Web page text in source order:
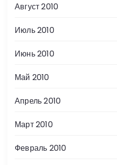
Август 2010
Июль 2010
Июнь 2010
Май 2010
Апрель 2010
Март 2010
Февраль 2010